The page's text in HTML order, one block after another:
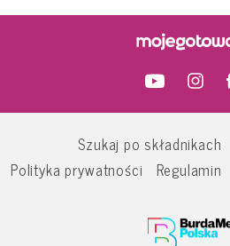
Szukaj po składnikach
Polityka prywatności
Regulamin